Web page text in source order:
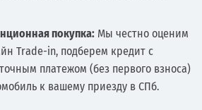
покупка: Мы честно оценим
Trade-in, подберем кредит с
платежом (без первого взноса)
к вашему приезду в СПб.